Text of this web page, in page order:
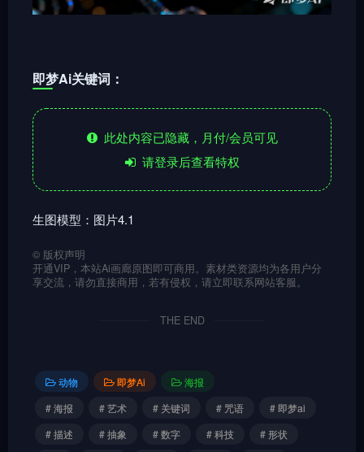
即梦Ai关键词：
此处内容已隐藏，月付/会员可见
请登录后查看特权
生图模型：图片4.1
© 版权声明
开通VIP，本站Ai画廊原图即可商用。素材类资源均为各用户分
享交流，请勿直接商用，若有侵权，请立即联系网站客服。
THE END
动物 即梦Ai
海报
# 海报
# 艺术 # 关键词 # 咒语
# 即梦ai
# 描述
# 抽象 # 数字 # 科技
# 形状